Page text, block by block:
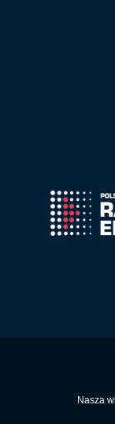
Nasza